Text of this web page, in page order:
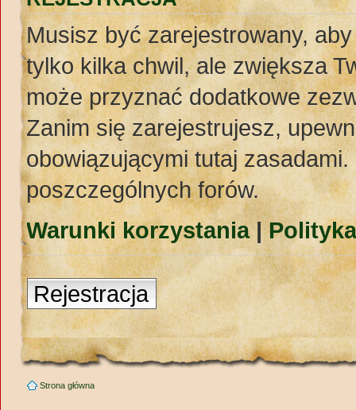
Musisz być zarejestrowany,
tylko kilka chwil, ale zwiększa
może przyznać dodatkowe
Zanim się zarejestrujesz,
obowiązującymi tutaj
poszczególnych forów.
Warunki korzystania|
Rejestracja
Strona główna